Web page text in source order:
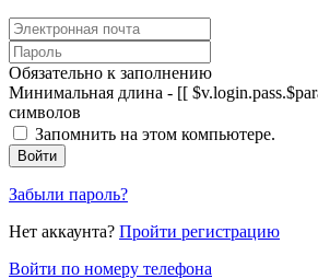
Обязательно к заполнению
Минимальная длина - [[
символов
Запомнить на этом компьютере.
Войти
Забыли пароль?
Нет аккаунта? Пройти регистрацию
Войти по номеру телефона